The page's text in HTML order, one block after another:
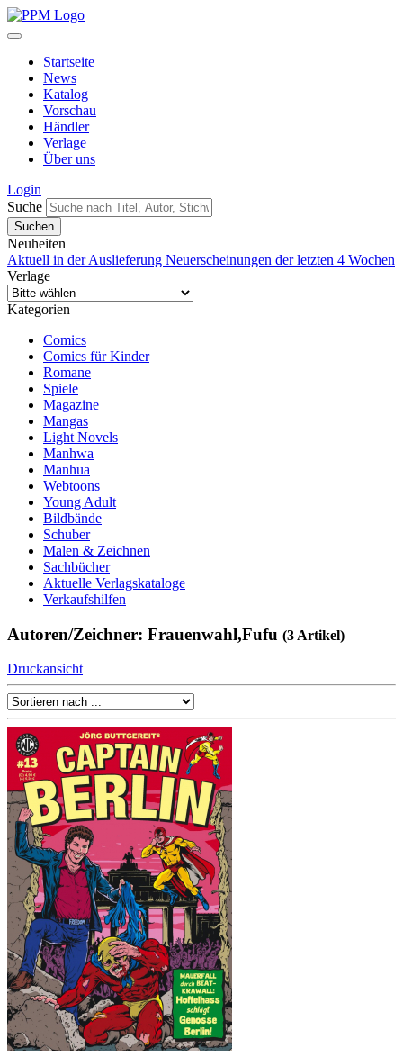
Startseite
News
Katalog
Vorschau
Händler
Verlage
Über uns
Login
Suche
Neuheiten
Aktuell in der Auslieferung Neuerscheinungen der letzten 4 Wochen
Verlage
Kategorien
Comics
Comics für Kinder
Romane
Spiele
Magazine
Mangas
Light Novels
Manhwa
Manhua
Webtoons
Young Adult
Bildbände
Schuber
Malen & Zeichnen
Sachbücher
Aktuelle Verlagskataloge
Verkaufshilfen
Autoren/Zeichner: Frauenwahl,Fufu (3 Artikel)
Druckansicht